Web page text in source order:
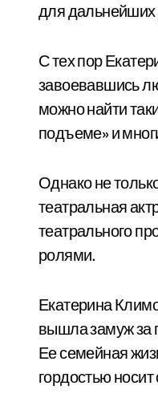
для
С тех пор
завоевавшись
можно найти
подъеме» и
Однако не
театральная
театрального
ролями.
Екатерина
вышла замуж за
Ее семейная
гордостью